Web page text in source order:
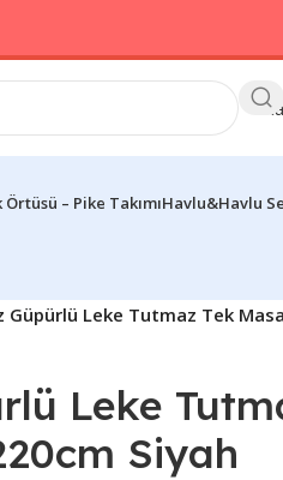
– Pike TakımıHavlu&Havlu
Güpürlü Leke Tutmaz Tek
Leke
Siyah